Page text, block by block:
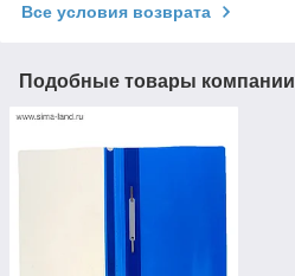
Все условия возврата
Подобные товары компании